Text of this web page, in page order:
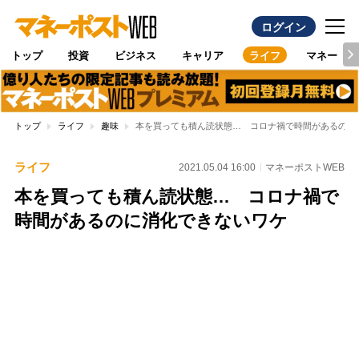
ログイン
トップ 投資 ビジネス キャリア ライフ マネー
トップ ライフ 趣味 本を買っても積ん読状態… コロナ禍で時間があるのに
ライフ 2021.05.04 16:00 マネーポストWEB
本を買っても積ん読状態… コロナ禍で
時間があるのに消化できないワケ